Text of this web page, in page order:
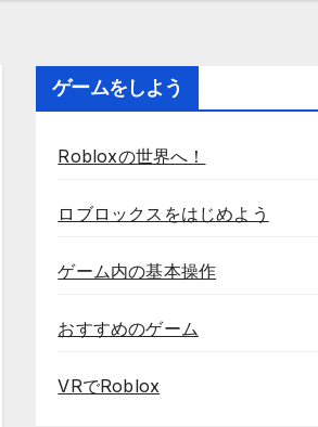
ゲームをしよう
Robloxの世界へ！
ロブロックスをはじめよう
ゲーム内の基本操作
おすすめのゲーム
VRでRoblox